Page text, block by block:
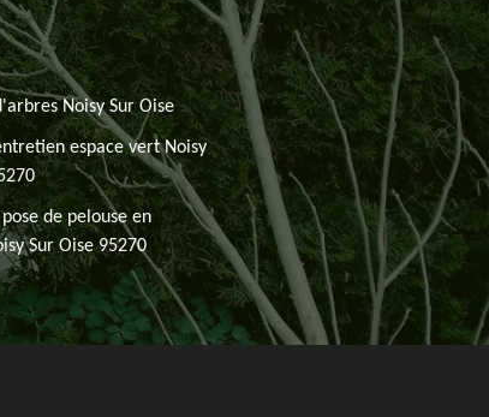
Noisy Sur Oise
espace vert Noisy
de pelouse en
Sur Oise 95270